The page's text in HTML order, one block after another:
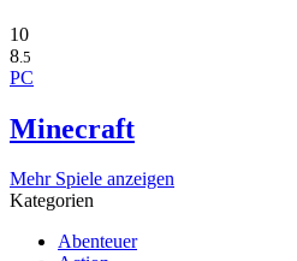
10
8 .5
PC
Minecraft
Mehr Spiele anzeigen
Kategorien
Abenteuer